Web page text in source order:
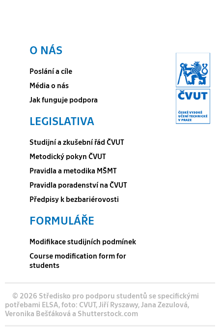
O NÁS
Poslání a cíle
Média o nás
Jak funguje podpora
LEGISLATIVA
Studijní a zkušební řád ČVUT
Metodický pokyn ČVUT
Pravidla a metodika MŠMT
Pravidla poradenství na ČVUT
Předpisy k bezbariérovosti
FORMULÁŘE
Modifikace studijních podmínek
Course modification form for
students
© 2026 Středisko pro podporu studentů se specifickými
potřebami ELSA, foto: CVUT, Jiří Ryszawy, Jana Zezulová,
Veronika Bešťáková a Shutterstock.com